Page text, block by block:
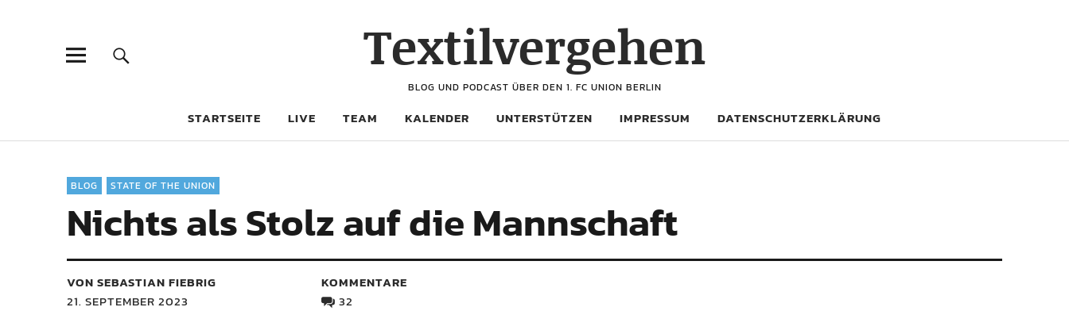
Textilvergehen
BLOG UND PODCAST ÜBER DEN 1. FC UNION BERLIN
STARTSEITE LIVE TEAM KALENDER UNTERSTÜTZEN IMPRESSUM DATENSCHUTZERKLÄRUNG
BLOG STATE OF THE UNION
Nichts als Stolz auf die Mannschaft
VON SEBASTIAN FIEBRIG
21. SEPTEMBER 2023
KOMMENTARE
32